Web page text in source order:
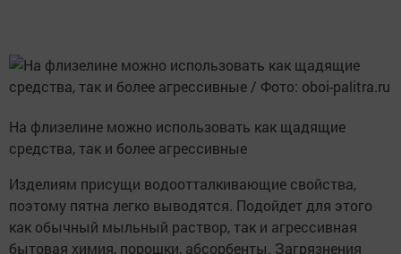
На флизелине можно использовать как щадящие
средства, так и более агрессивные
Изделиям присущи водоотталкивающие свойства,
поэтому пятна легко выводятся. Подойдет для этого
как обычный мыльный раствор, так и агрессивная
бытовая химия, порошки, абсорбенты. Загрязнения